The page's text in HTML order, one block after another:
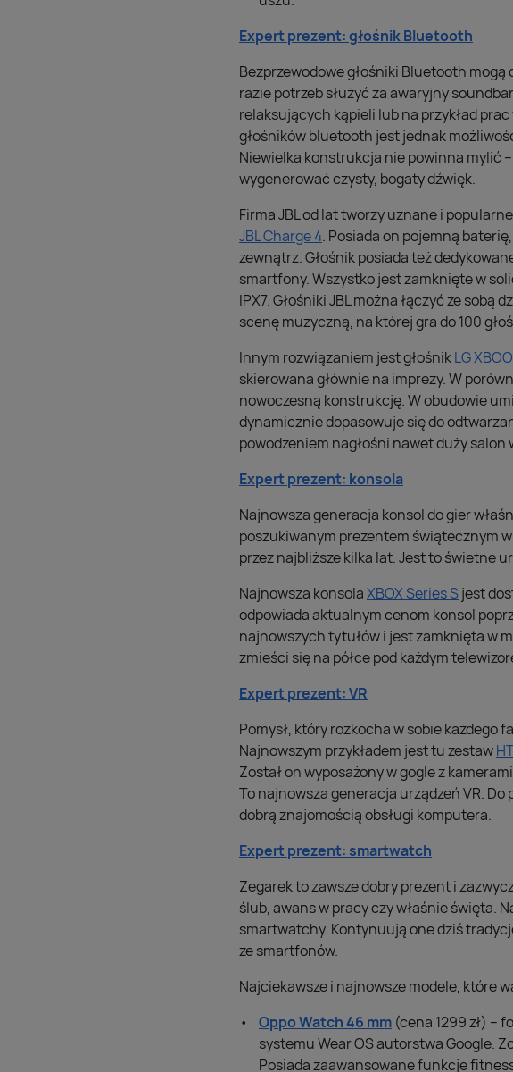
Expert prezent: głośnik Bluetooth
Bezprzewodowe głośniki Bluetooth
razie potrzeb służyć za awaryjny
relaksujących kąpieli lub na przykład
głośników bluetooth jest jednak
Niewielka konstrukcja nie powinna mylić
wygenerować czysty, bogaty dźwięk.
Firma JBL od lat tworzy uznane i
JBL Charge 4. Posiada on pojemną
zewnątrz. Głośnik posiada też
smartfony. Wszystko jest zamknięte w
IPX7. Głośniki JBL można łączyć ze
scenę muzyczną, na której gra do 100
Innym rozwiązaniem jest głośnikLG
skierowana głównie na imprezy. W
nowoczesną konstrukcję. W obudowie
dynamicznie dopasowuje się do
powodzeniem nagłośni nawet duży salon
Expert prezent: konsola
Najnowsza generacja konsol do gier
poszukiwanym prezentem świątecznym
przez najbliższe kilka lat. Jest to świetne
Najnowsza konsolaXBOX Series Sjest
odpowiada aktualnym cenom konsol
najnowszych tytułów i jest zamknięta w
zmieści się na półce pod każdym
Expert prezent: VR
Pomysł, który rozkocha w sobie
Najnowszym przykładem jest tu zestaw
Został on wyposażony w gogle z
To najnowsza generacja urządzeń VR.
dobrą znajomością obsługi komputera.
Expert prezent: smartwatch
Zegarek to zawsze dobry prezent i
ślub, awans w pracy czy właśnie święta.
smartwatchy. Kontynuują one dziś
ze smartfonów.
Najciekawsze i najnowsze modele, które
Oppo Watch 46 mm (cena 1299 zł) –
systemu Wear OS autorstwa Google.
Posiada zaawansowane funkcje